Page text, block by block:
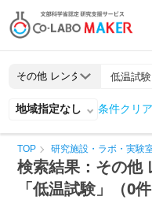
地域指定なし 条件クリア
TOP 研究施設・ラボ・実験
検索結果：その他
「低温試験」（0件